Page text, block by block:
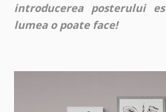
introducerea posterului
lumea o poate face!